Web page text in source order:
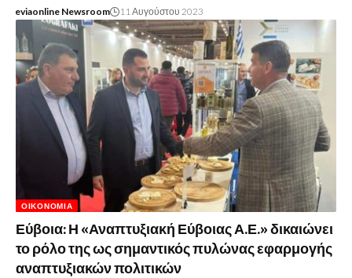
eviaonline Newsroom 11 Αυγούστου 2023
ΟΙΚΟΝΟΜΊΑ
Εύβοια: Η «Αναπτυξιακή Εύβοιας Α.Ε.» δικαιώνει
το ρόλο της ως σημαντικός πυλώνας εφαρμογής
αναπτυξιακών πολιτικών